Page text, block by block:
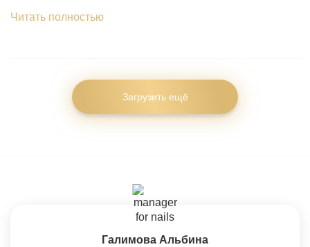
Читать полностью
Загрузить ещё
Галимова Альбина